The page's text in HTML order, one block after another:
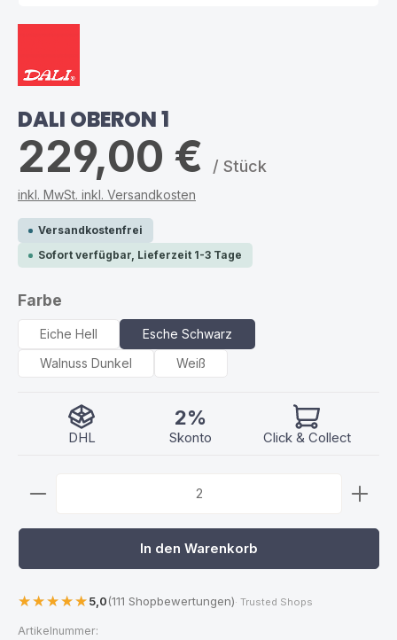
DALI OBERON 1
229,00 € / Stück
inkl. MwSt. inkl. Versandkosten
Versandkostenfrei
Sofort verfügbar, Lieferzeit 1-3 Tage
Farbe
Eiche Hell
Esche Schwarz
Walnuss Dunkel
Weiß
DHL
2%
Skonto Click & Collect
Produkt Anzahl: Gib den gewünschten Wert ein
In den Warenkorb
5,0(111 Shopbewertungen)· Trusted Shops
Artikelnummer: